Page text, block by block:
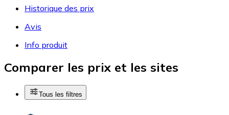
Historique des prix
Avis
Info produit
Comparer les prix et les sites
Tous les filtres